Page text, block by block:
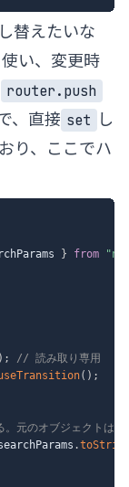
替えたいな
い、変更時
router.push
、直接 set し
り、ここでハ
} from
) ;
// 読み取り専用
( ) ;
のオブジェクトはい
.